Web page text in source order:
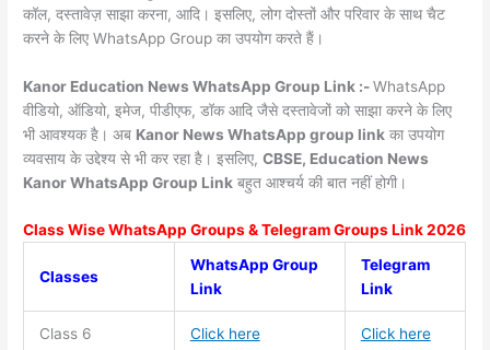
कॉल, दस्तावेज़ साझा करना, आदि। इसलिए, लोग दोस्तों और परिवार के साथ चैट
करने के लिए WhatsApp Group का उपयोग करते हैं।
Kanor Education News WhatsApp Group Link :-WhatsApp
वीडियो, ऑडियो, इमेज, पीडीएफ, डॉक आदि जैसे दस्तावेजों को साझा करने के लिए
भी आवश्यक है। अब Kanor NewsWhatsApp group link का उपयोग
व्यवसाय के उद्देश्य से भी कर रहा है। इसलिए,CBSE, Education News
Kanor WhatsApp Group Link बहुत आश्चर्य की बात नहीं होगी।
Class Wise WhatsApp Groups & Telegram Groups Link 2026
Classes
WhatsApp Group
Link
Telegram
Link
Class 6 Click here Click here